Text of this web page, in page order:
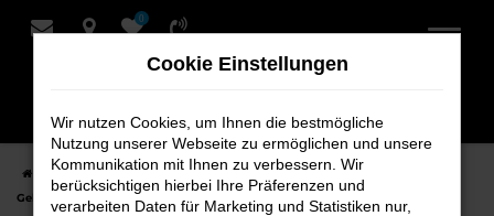
Zum
0
Startseite Rotenburg Audi Audi A1
Finden Sie Ihren Audi A1
Gebrauchtwagen für Rotenburg bei Schmidt + Koch
Cookie Einstellungen
Wir nutzen Cookies, um Ihnen die bestmögliche
Nutzung unserer Webseite zu ermöglichen und unsere
Kommunikation mit Ihnen zu verbessern. Wir
berücksichtigen hierbei Ihre Präferenzen und
verarbeiten Daten für Marketing und Statistiken nur,